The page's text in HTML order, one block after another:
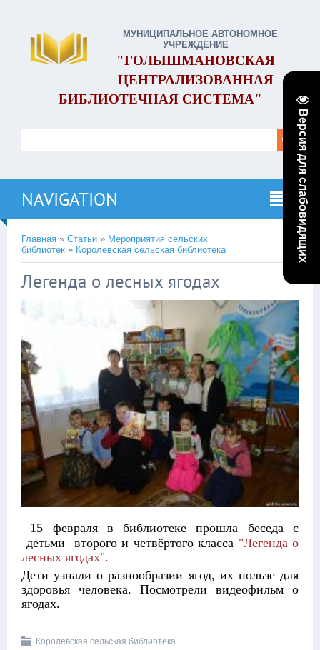
Версия для слабовидящих
МУНИЦИПАЛЬНОЕ АВТОНОМНОЕ
УЧРЕЖДЕНИЕ
"ГОЛЫШМАНОВСКАЯ
ЦЕНТРАЛИЗОВАННАЯ
БИБЛИОТЕЧНАЯ СИСТЕМА"
NAVIGATION
Главная » Статьи » Мероприятия сельских
библиотек » Королевская сельская библиотека
Легенда о лесных ягодах
15 февраля в библиотеке прошла беседа с
детьми второго и четвёртого класса "Легенда о
лесных ягодах".
Дети узнали о разнообразии ягод, их пользе для
здоровья человека. Посмотрели видеофильм о
ягодах.
Королевская сельская библиотека